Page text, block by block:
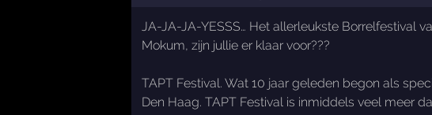
JA-JA-JA-YESSS… Het allerleukste Borrelfestival
Mokum, zijn jullie er klaar voor???
TAPT Festival. Wat 10 jaar geleden begon als
Den Haag. TAPT Festival is inmiddels veel meer